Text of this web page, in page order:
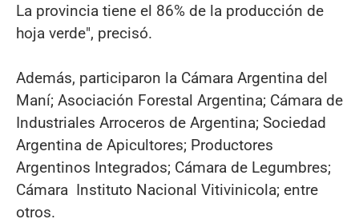
La provincia tiene el 86% de la producción de
hoja verde", precisó.
Además, participaron la Cámara Argentina del
Maní; Asociación Forestal Argentina; Cámara de
Industriales Arroceros de Argentina; Sociedad
Argentina de Apicultores; Productores
Argentinos Integrados; Cámara de Legumbres;
Cámara Instituto Nacional Vitivinicola; entre
otros.